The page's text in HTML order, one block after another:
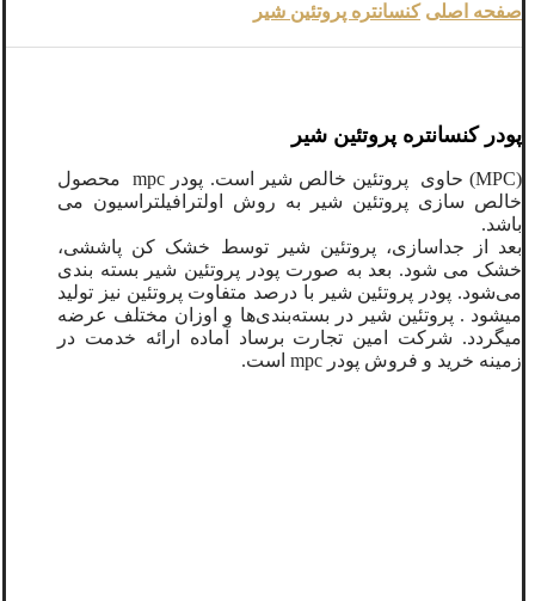
صفحه اصلی کنسانتره پروتئین شیر
پودر کنسانتره پروتئین شیر
(MPC) حاوی پروتئین خالص شیر است. پودر mpc محصول
خالص سازی پروتئین شیر به روش اولترافیلتراسیون می
باشد.
بعد از جداسازی، پروتئین شیر توسط خشک کن پاششی،
خشک می شود. بعد به صورت پودر پروتئین شیر بسته بندی
می‌شود. پودر پروتئین شیر با درصد متفاوت پروتئین نیز تولید
میشود . پروتئین شیر در بسته‌بندی‌ها و اوزان مختلف عرضه
میگردد. شرکت امین تجارت برساد آماده ارائه خدمت در
زمینه خرید و فروش پودر mpc است.